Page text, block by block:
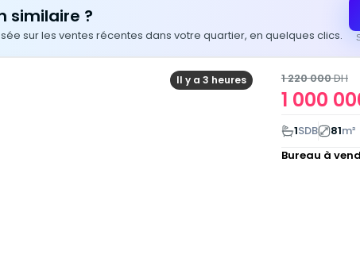
similaire ?
sur les ventes récentes dans votre quartier, en quelques clics.
Il y a 3 heures
1 000
1 220 000DH
1SDB 81m²
Bureau à